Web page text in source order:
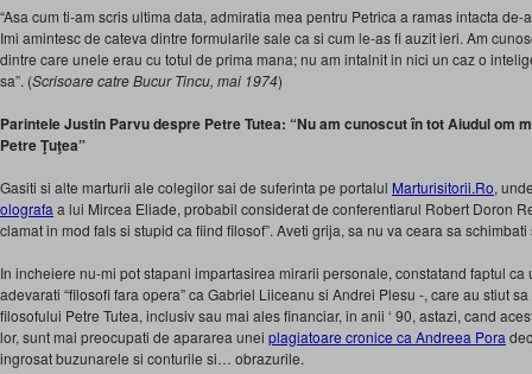
“Asa cum ti-am scris ultima data, admiratia mea pentru Petrica a ramas intacta
Imi amintesc de cateva dintre formularile sale ca si cum le-as fi auzit ieri. Am
dintre care unele erau cu totul de prima mana; nu am intalnit in nici un caz o
sa”. (Scrisoare catre Bucur Tincu, mai 1974)
Parintele Justin Parvu despre Petre Tutea: “Nu am cunoscut în tot Aiudul om
Petre Ţuţea”
Gasiti si alte marturii ale colegilor sai de suferinta pe portalul Marturisitorii.Ro,
olografa a lui Mircea Eliade, probabil considerat de conferentiarul Robert Doron
clamat in mod fals si stupid ca fiind filosof”. Aveti grija, sa nu va ceara sa
In incheiere nu-mi pot stapani impartasirea mirarii personale, constatand faptul
adevarati “filosofi fara opera” ca Gabriel Liiceanu si Andrei Plesu -, care au stiut
filosofului Petre Tutea, inclusiv sau mai ales financiar, in anii ‘ 90, astazi, cand
lor, sunt mai preocupati de apararea unei plagiatoare cronice ca Andreea Pora
ingrosat buzunarele si conturile si… obrazurile.